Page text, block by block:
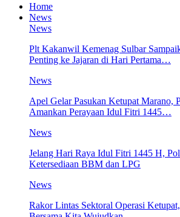
Home
News
News
Plt Kakanwil Kemenag Sulbar
Penting ke Jajaran di Hari Pertama…
News
Apel Gelar Pasukan Ketupat Marano,
Amankan Perayaan Idul Fitri 1445…
News
Jelang Hari Raya Idul Fitri 1445 H,
Ketersediaan BBM dan LPG
News
Rakor Lintas Sektoral Operasi